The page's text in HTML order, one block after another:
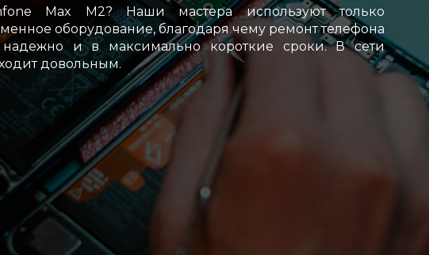
Max M2? Наши мастера используют только
оборудование, благодаря чему ремонт телефона
и в максимально короткие сроки. В сети
довольным.